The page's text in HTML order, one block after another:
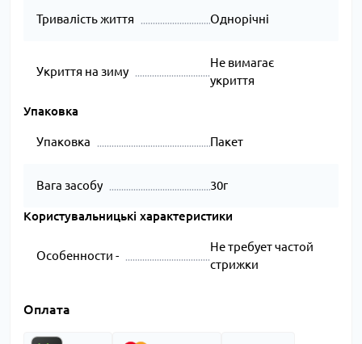
Тривалість життя Однорічні
Укриття на зиму
Не вимагає
укриття
Упаковка
Упаковка Пакет
Вага засобу 30г
Користувальницькі характеристики
Особенности -
Не требует частой
стрижки
Оплата